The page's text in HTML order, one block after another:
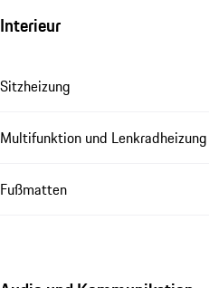
Interieur
Sitzheizung
Multifunktion und Lenkradheizung
Fußmatten